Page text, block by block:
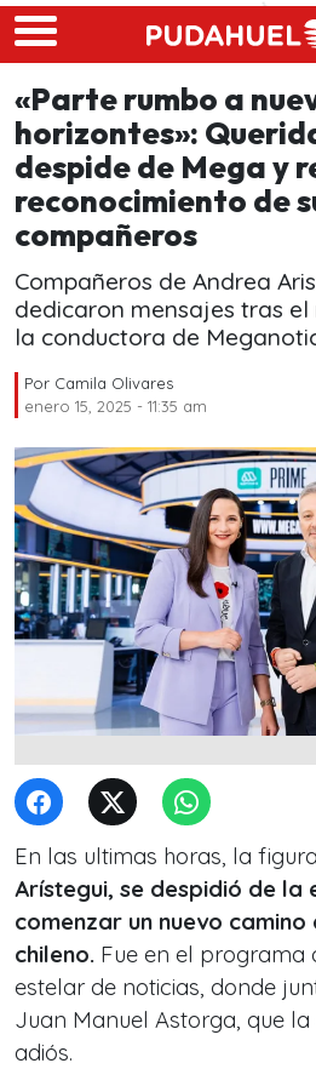
Skip to main content
«Parte rumbo a
horizontes»:
despide de Mega y
reconocimiento de
compañeros
Compañeros de Andrea
dedicaron mensajes tras
la conductora de
Por Camila Olivares
enero 15, 2025 - 11:35 am
En las ultimas horas, la
Arístegui, se despidió de la
comenzar un nuevo
chileno. Fue en el programa
estelar de noticias, donde
Juan Manuel Astorga, que
adiós.